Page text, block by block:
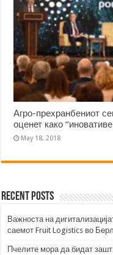
Агро-прехранбениот
оценет како
May 18, 2018
Recent Posts
Важноста на
саемот Fruit Logistics во
Пчелите мора да бидат